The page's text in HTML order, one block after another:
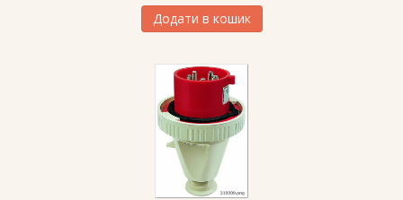
Додати в кошик